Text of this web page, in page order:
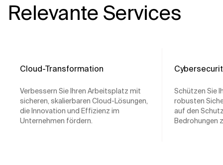
Relevante Services
Cloud-Transformation
Verbessern Sie Ihren Arbeitsplatz mit
sicheren, skalierbaren Cloud-Lösungen,
die Innovation und Effizienz im
Unternehmen fördern.
Schützen Sie
robusten
auf den
Bedrohungen